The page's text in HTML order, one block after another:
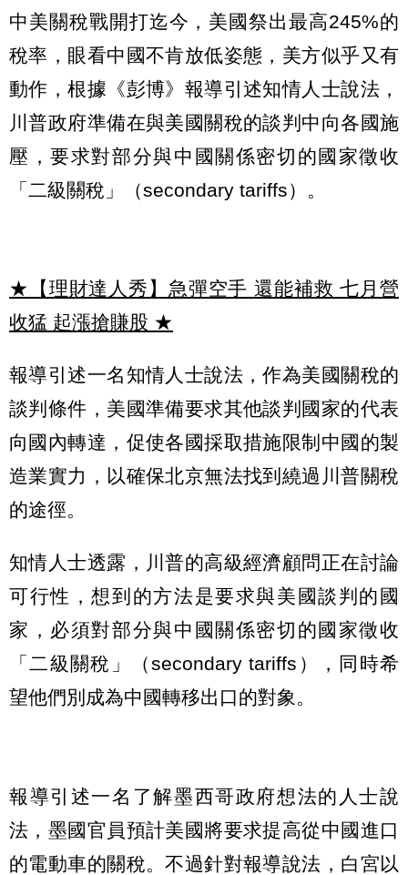
中美關稅戰開打迄今，美國祭出最高245%的
稅率，眼看中國不肯放低姿態，美方似乎又有
動作，根據《彭博》報導引述知情人士說法，
川普政府準備在與美國關稅的談判中向各國施
壓，要求對部分與中國關係密切的國家徵收
「二級關稅」（secondary tariffs）。
★【理財達人秀】急彈空手 還能補救 七月營
收猛 起漲搶賺股 ★
報導引述一名知情人士說法，作為美國關稅的
談判條件，美國準備要求其他談判國家的代表
向國內轉達，促使各國採取措施限制中國的製
造業實力，以確保北京無法找到繞過川普關稅
的途徑。
知情人士透露，川普的高級經濟顧問正在討論
可行性，想到的方法是要求與美國談判的國
家，必須對部分與中國關係密切的國家徵收
「二級關稅」（secondary tariffs），同時希
望他們別成為中國轉移出口的對象。
報導引述一名了解墨西哥政府想法的人士說
法，墨國官員預計美國將要求提高從中國進口
的電動車的關稅。不過針對報導說法，白宮以